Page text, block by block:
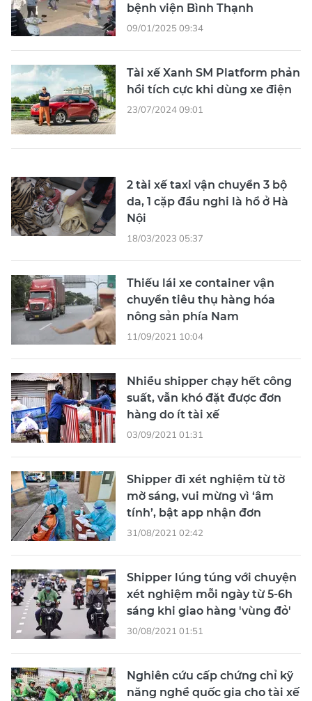
bệnh viện Bình Thạnh
09/01/2025 09:34
Tài xế Xanh SM Platform phản
hồi tích cực khi dùng xe điện
23/07/2024 09:01
2 tài xế taxi vận chuyển 3 bộ
da, 1 cặp đầu nghi là hổ ở Hà
Nội
18/03/2023 05:37
Thiếu lái xe container vận
chuyển tiêu thụ hàng hóa
nông sản phía Nam
11/09/2021 10:04
Nhiều shipper chạy hết công
suất, vẫn khó đặt được đơn
hàng do ít tài xế
03/09/2021 01:31
Shipper đi xét nghiệm từ tờ
mờ sáng, vui mừng vì ‘âm
tính’, bật app nhận đơn
31/08/2021 02:42
Shipper lúng túng với chuyện
xét nghiệm mỗi ngày từ 5-6h
sáng khi giao hàng 'vùng đỏ'
30/08/2021 01:51
Nghiên cứu cấp chứng chỉ kỹ
năng nghề quốc gia cho tài xế